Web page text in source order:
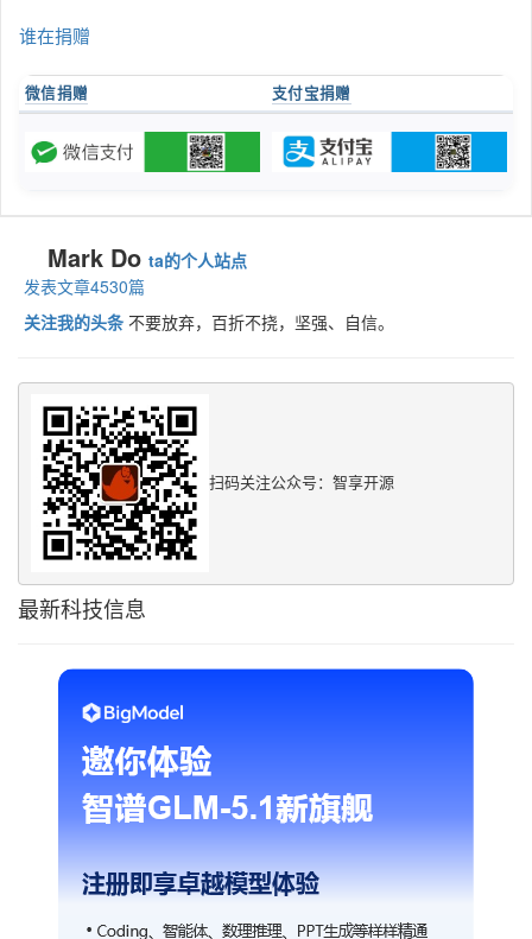
谁在捐赠
微信捐赠 支付宝捐赠
Mark Do ta的个人站点
发表文章4530篇
关注我的头条 不要放弃，百折不挠，坚强、自信。
扫码关注公众号：智享开源
最新科技信息